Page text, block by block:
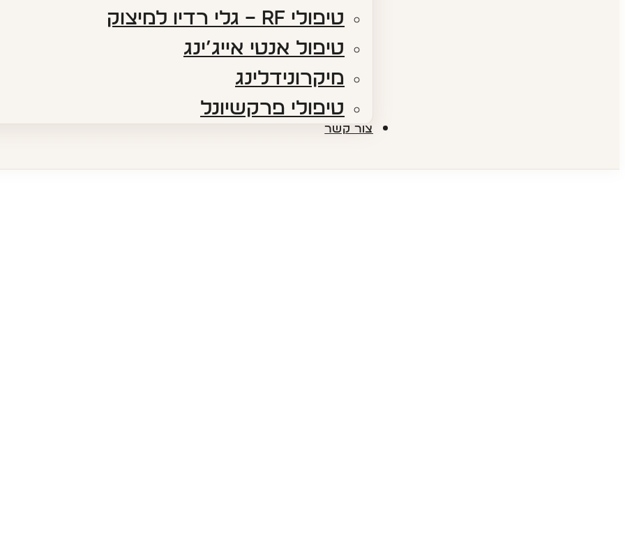
טיפולי RF​ – גלי רדיו למיצוק
טיפול אנטי אייג’ינג​
מיקרונידלינג
טיפולי פרקשיונל​
צור קשר